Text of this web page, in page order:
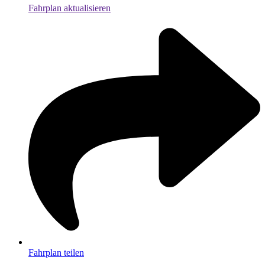
Fahrplan aktualisieren
Fahrplan teilen